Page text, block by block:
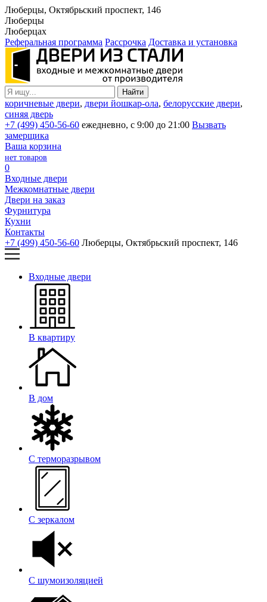
Люберцы, Октябрьский проспект, 146
Люберцы
Люберцах
Реферальная программа Рассрочка Доставка и установка
коричневые двери, двери йошкар-ола, белорусские двери,
синяя дверь
+7 (499) 450-56-60 ежедневно, с 9:00 до 21:00 Вызвать
замерщика
Ваша корзина
нет товаров
0
Входные двери
Межкомнатные двери
Двери на заказ
Фурнитура
Кухни
Контакты
+7 (499) 450-56-60 Люберцы, Октябрьский проспект, 146
Входные двери
В квартиру
В дом
С терморазрывом
С зеркалом
С шумоизоляцией